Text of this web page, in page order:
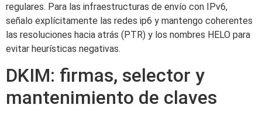
regulares. Para las infraestructuras de envío con IPv6,
señalo explícitamente las redes ip6 y mantengo coherentes
las resoluciones hacia atrás (PTR) y los nombres HELO para
evitar heurísticas negativas.
DKIM: firmas, selector y
mantenimiento de claves